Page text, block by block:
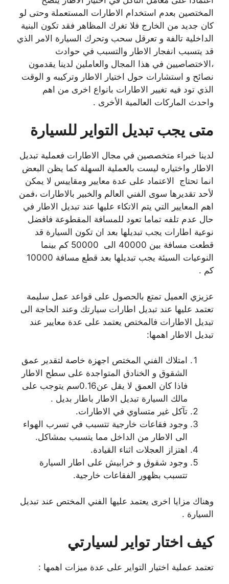
المختصين بعدم استخدام الاطارات المستعملة وحتى لو
كان جديد من الخارج فلا تغرك المظاهر فقد تكون البنية
الداخلية تالفة و تعرقل سحب وتحرك السيارة الامر الذي
قد يتسبب انفجار الاطار والتسبب في حوادث
،الاختصاصيين في هذا المجال والعاملين لدينا يقدمون
نصائح و استشارات حول اختيار الاطار وتركيبه و الوقت
الذي تود فيه تغيير الاطارات بانواع اخرى من اهم
واحدث الماركات العالمية الأخرى .
متى يجب تبديل التواير للسيارة
لدينا خبراء متخصصين في مجال الاطارات فعملية تبديل
الاطار واختياره ليست بالعملية السهلة كما يظن البعض
انما تحتاج الاعتماد على عدة معايير ومقاييس لا يمكن
لأحد تقديرها سوى الفني العالم والخبير بالاطارات ،فمن
اهم المعايير التي يتم الاتكاء عليها عند تبديل الاطار في
حال عدم تلفه تماما تعود للمسافة المقطوعة فافضل
نوعية اطارات يجب تبديلها بعد ان تكون السيارة قد
قطعت مسافة بين 40000 الى 50000 كم بينما
النوعيات السيئة يجب تبديلها بعد قطع مسافة 10000
كم .
عزيزي العميل تمتع بالحصول على قواعد عمل سليمة
تعتمد عليها عند تبديل اطارات سيارتك وعند الحاجة الى
تبديل الاطارات فالمختص يعتمد على عدة معايير عند
تبديل الاطار اهمها:
امتلاك الفني المختص اجهزة خاصة لتقدير عمق
الشقوق و الخنادق المتواجدة على سطح الاطار
فاذا كان العمق لا يقل عن0.16سم يتوجب على
مالك السيارة تبديل الاطار باطار بديل .
تآكل غير متساوي في الاطارات.
وجود فقاعات خارجية تتسبب في تسرب الهواء
الى الاطار من الداخل مما يتسبب بمشاكل.
اهتزاز العجلات اثناء القيادة.
وجود شقوق و خرابيش على اطار السيارة
تتسبب بظهور الفقاعات خارجية.
وهناك مزايا اخرى يعتمد عليها الفني المختص عند تبديل
السيارة .
كيف اختار تواير لسيارتي
تعتمد عملية اختيار التواير على عدة ميزات اهمها :